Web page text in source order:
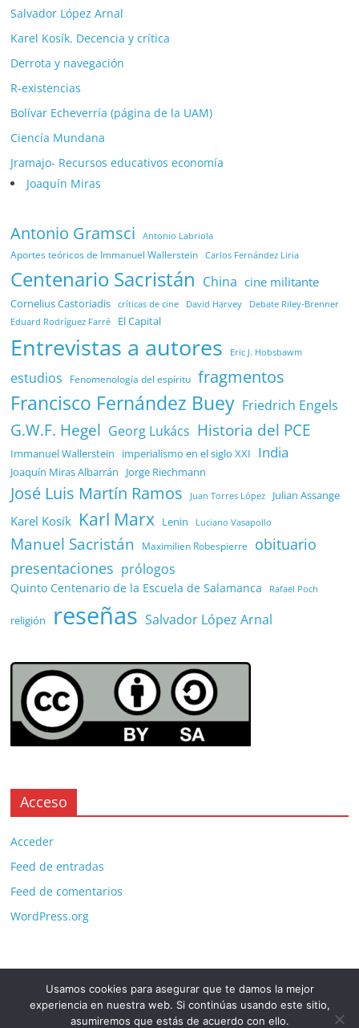
Salvador López Arnal
Karel Kosík. Decencia y crítica
Derrota y navegación
R-existencias
Bolívar Echeverría (página de la UAM)
Ciencía Mundana
Jramajo- Recursos educativos economía
Joaquín Miras
Antonio Gramsci Antonio Labriola
Aportes teóricos de Immanuel Wallerstein Carlos Fernández Liria
Centenario Sacristán China cine militante
Cornelius Castoriadis críticas de cine David Harvey Debate Riley-Brenner
Eduard Rodríguez Farré El Capital
Entrevistas a autores Eric J. Hobsbawm
estudios Fenomenología del espíritu fragmentos
Francisco Fernández Buey Friedrich Engels
G.W.F. Hegel Georg Lukács Historia del PCE
Immanuel Wallerstein imperialismo en el siglo XXI India
Joaquín Miras Albarrán Jorge Riechmann
José Luis Martín Ramos Juan Torres López Julian Assange
Karel Kosík Karl Marx Lenin Luciano Vasapollo
Manuel Sacristán Maximilien Robespierre
obituario
presentaciones prólogos
Quinto Centenario de la Escuela de Salamanca Rafael Poch
religión reseñas Salvador López Arnal
Acceso
Acceder
Feed de entradas
Feed de comentarios
WordPress.org
Copyright © 2026 . All rights reserved.
ColorMag Pro by ThemeGrill. Powered byWordPress.
Usamos cookies para asegurar que te damos la mejor
experiencia en nuestra web. Si continúas usando este sitio,
asumiremos que estás de acuerdo con ello.